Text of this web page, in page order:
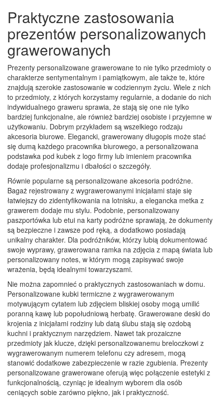
Praktyczne zastosowania
prezentów personalizowanych
grawerowanych
Prezenty personalizowane grawerowane to nie tylko przedmioty o
charakterze sentymentalnym i pamiątkowym, ale także te, które
znajdują szerokie zastosowanie w codziennym życiu. Wiele z nich
to przedmioty, z których korzystamy regularnie, a dodanie do nich
indywidualnego graweru sprawia, że stają się one nie tylko
bardziej funkcjonalne, ale również bardziej osobiste i przyjemne w
użytkowaniu. Dobrym przykładem są wszelkiego rodzaju
akcesoria biurowe. Elegancki, grawerowany długopis może stać
się dumą każdego pracownika biurowego, a personalizowana
podstawka pod kubek z logo firmy lub imieniem pracownika
dodaje profesjonalizmu i dbałości o szczegóły.
Równie popularne są personalizowane akcesoria podróżne.
Bagaż rejestrowany z wygrawerowanymi inicjałami staje się
łatwiejszy do zidentyfikowania na lotnisku, a elegancka metka z
grawerem dodaje mu stylu. Podobnie, personalizowany
paszportówka lub etui na karty podróżne sprawiają, że dokumenty
są bezpieczne i zawsze pod ręką, a dodatkowo posiadają
unikalny charakter. Dla podróżników, którzy lubią dokumentować
swoje wyprawy, grawerowana ramka na zdjęcia z mapą świata lub
personalizowany notes, w którym mogą zapisywać swoje
wrażenia, będą idealnymi towarzyszami.
Nie można zapomnieć o praktycznych zastosowaniach w domu.
Personalizowane kubki termiczne z wygrawerowanym
motywującym cytatem lub zdjęciem bliskiej osoby mogą umilić
poranną kawę lub popołudniową herbatę. Grawerowane deski do
krojenia z inicjałami rodziny lub datą ślubu stają się ozdobą
kuchni i praktycznym narzędziem. Nawet tak prozaiczne
przedmioty jak klucze, dzięki personalizowanemu breloczkowi z
wygrawerowanym numerem telefonu czy adresem, mogą
stanowić dodatkowe zabezpieczenie w razie zgubienia. Prezenty
personalizowane grawerowane oferują więc połączenie estetyki z
funkcjonalnością, czyniąc je idealnym wyborem dla osób
ceniących sobie zarówno piękno, jak i praktyczność.